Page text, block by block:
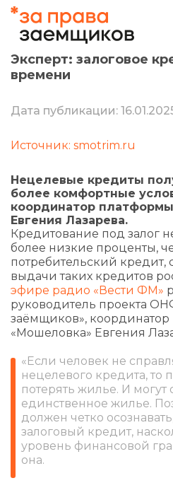
Эксперт: залоговое
времени
Дата публикации:
Источник: smotrim.ru
Нецелевые кредиты
более комфортные
координатор
Евгения Лазарева.
Кредитование под залог
более низкие проценты,
потребительский кредит,
выдачи таких кредитов
эфире радио «Вести ФМ»
руководитель проекта
заёмщиков»,
«Мошеловка» Евгения
«Если человек не
нецелевого кредита, то
потерять жилье. И могут
единственное жилье.
должен четко
залоговый кредит,
уровень финансовой
она.